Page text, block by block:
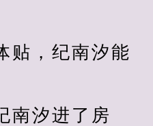
，纪南汐能
汐进了房